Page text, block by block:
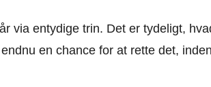
via entydige trin. Det er tydeligt,
en chance for at rette det,